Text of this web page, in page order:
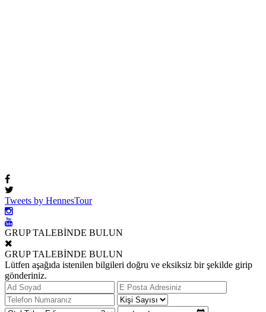
Tweets by HennesTour
GRUP TALEBİNDE BULUN
GRUP TALEBİNDE BULUN
Lütfen aşağıda istenilen bilgileri doğru ve eksiksiz bir şekilde girip
gönderiniz.